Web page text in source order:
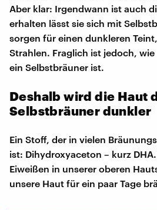
Aber klar: Irgendwann ist auch
erhalten lässt sie sich mit
sorgen für einen dunkleren
Strahlen. Fraglich ist jedoch,
ein Selbstbräuner ist.
Deshalb wird die Haut
Selbstbräuner dunkler
Ein Stoff, der in vielen
ist: Dihydroxyaceton – kurz
Eiweißen in unserer oberen
unsere Haut für ein paar Tage